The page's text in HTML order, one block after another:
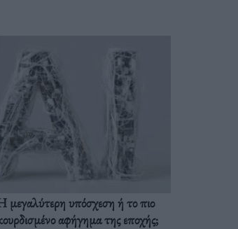
υπόσχεση ή το πιο
αφήγημα της εποχής;